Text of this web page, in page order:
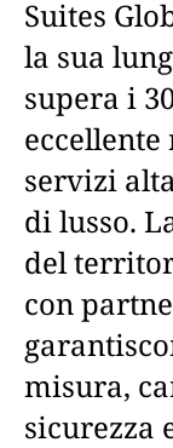
Suites
la sua
supera i
servizi
di lusso.
del
con
misura,
sicurezza